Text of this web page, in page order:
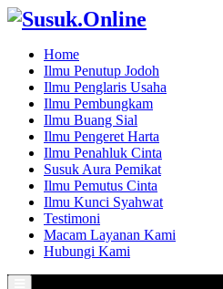
Home
Ilmu Penutup Jodoh
Ilmu Penglaris Usaha
Ilmu Pembungkam
Ilmu Buang Sial
Ilmu Pengeret Harta
Ilmu Penahluk Cinta
Susuk Aura Pemikat
Ilmu Pemutus Cinta
Ilmu Kunci Syahwat
Testimoni
Macam Layanan Kami
Hubungi Kami